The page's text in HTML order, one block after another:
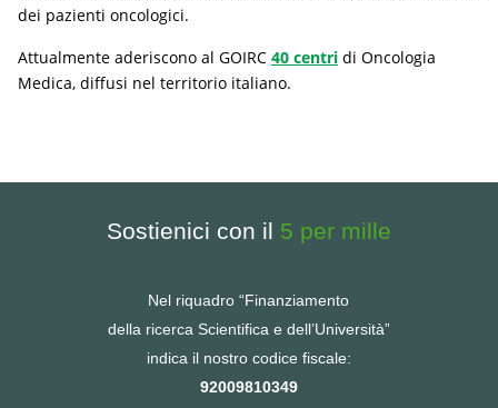
dei pazienti oncologici.
Attualmente aderiscono al GOIRC 40 centri di Oncologia
Medica, diffusi nel territorio italiano.
Sostienici con il 5 per mille
Nel riquadro “Finanziamento
della ricerca Scientifica e dell’Università”
indica il nostro codice fiscale:
92009810349